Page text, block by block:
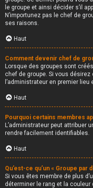
le groupe et ainsi décider s’il
N’importunez pas le chef de
ses raisons.
Haut
Comment devenir chef de
Lorsque des groupes sont
chef de groupe. Si vous
l’administrateur en premier
Haut
Pourquoi certains membres
L’administrateur peut attribuer
rendre facilement identifiables.
Haut
Qu’est-ce qu’un « Groupe par
Si vous êtes membre de plus
déterminer le rang et la couleur